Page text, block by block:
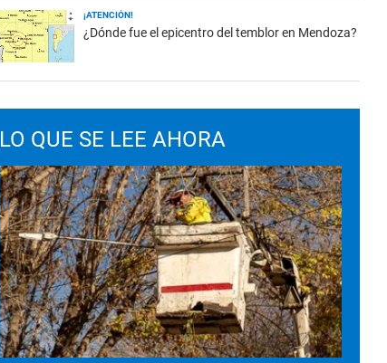
¡ATENCIÓN!
¿Dónde fue el epicentro del temblor en Mendoza?
LO QUE SE LEE AHORA